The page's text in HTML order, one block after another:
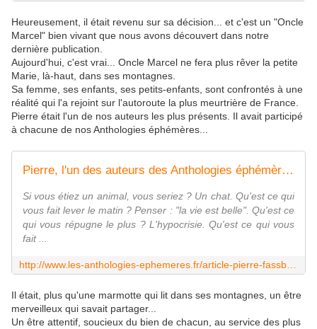
Heureusement, il était revenu sur sa décision... et c'est un "Oncle
Marcel" bien vivant que nous avons découvert dans notre
dernière publication.
Aujourd'hui, c'est vrai... Oncle Marcel ne fera plus rêver la petite
Marie, là-haut, dans ses montagnes.
Sa femme, ses enfants, ses petits-enfants, sont confrontés à une
réalité qui l'a rejoint sur l'autoroute la plus meurtrière de France.
Pierre était l'un de nos auteurs les plus présents. Il avait participé
à chacune de nos Anthologies éphémères...
Pierre, l'un des auteurs des Anthologies éphémères - Les anthologies éphémères
Si vous étiez un animal, vous seriez ? Un chat. Qu'est ce qui
vous fait lever le matin ? Penser : "la vie est belle". Qu'est ce
qui vous répugne le plus ? L'hypocrisie. Qu'est ce qui vous
fait ...
Il était, plus qu'une marmotte qui lit dans ses montagnes, un être
merveilleux qui savait partager...
Un être attentif, soucieux du bien de chacun, au service des plus